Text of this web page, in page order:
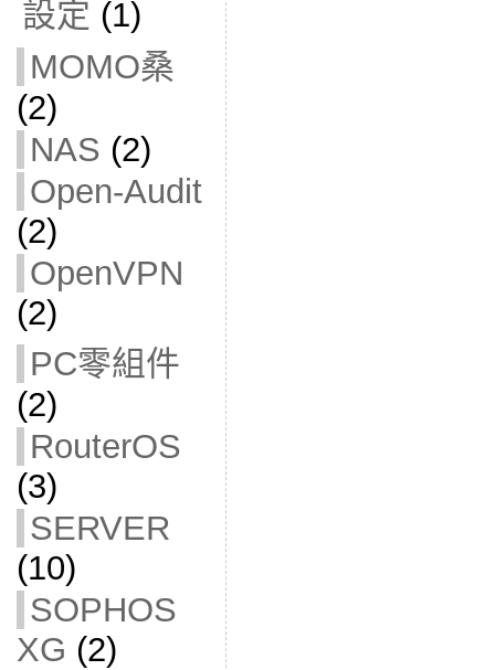
設定 (1)
MOMO桑
(2)
NAS (2)
Open-Audit
(2)
OpenVPN
(2)
PC零組件
(2)
RouterOS
(3)
SERVER
(10)
SOPHOS
XG (2)